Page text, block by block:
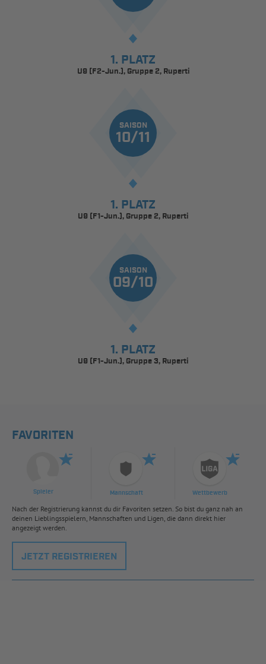
1. PLATZ
U9 (F2-Jun.), Gruppe 2, Ruperti
SAISON
10/11
1. PLATZ
U9 (F1-Jun.), Gruppe 2, Ruperti
SAISON
09/10
1. PLATZ
U9 (F1-Jun.), Gruppe 3, Ruperti
FAVORITEN
Spieler Mannschaft Wettbewerb
Nach der Registrierung kannst du dir Favoriten setzen. So bist du ganz nah an
deinen Lieblingsspielern, Mannschaften und Ligen, die dann direkt hier
angezeigt werden.
JETZT REGISTRIEREN